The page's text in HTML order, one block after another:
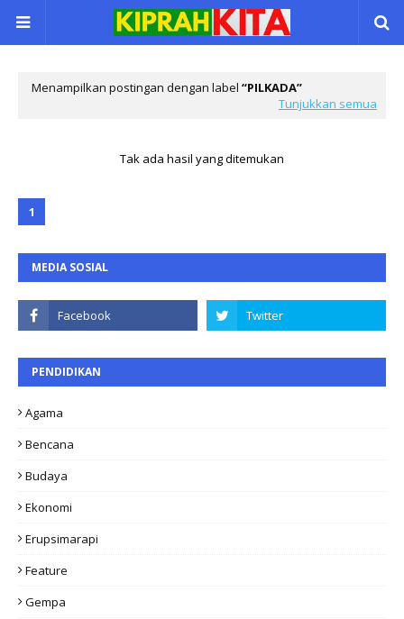
Menampilkan postingan dengan label
PILKADA
Tunjukkan semua
Tak ada hasil yang ditemukan
1
MEDIA SOSIAL
PENDIDIKAN
Agama
Bencana
Budaya
Ekonomi
Erupsimarapi
Feature
Gempa